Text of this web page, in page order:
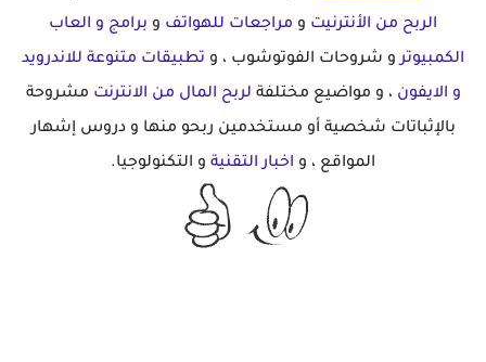
الربح من الأنترنيت و مراجعات للهواتف و برامج و العاب
الكمبيوترو شروحات الفوتوشوب ، و تطبيقات متنوعة للاندرويد
و الايفون ، و مواضيع مختلفة لربح المال من الانترنت مشروحة
بالإثباتات شخصية أو مستخدمين ربحو منها و دروس إشهار
المواقع ، و اخبار التقنية و التكنولوجيا.